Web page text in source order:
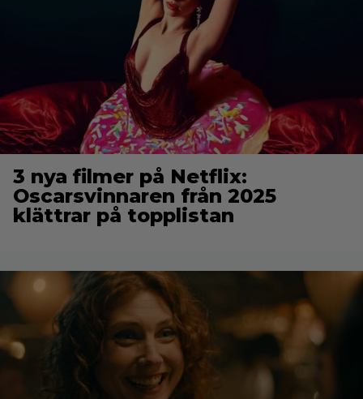
3 nya filmer på Netflix:
Oscarsvinnaren från 2025
klättrar på topplistan